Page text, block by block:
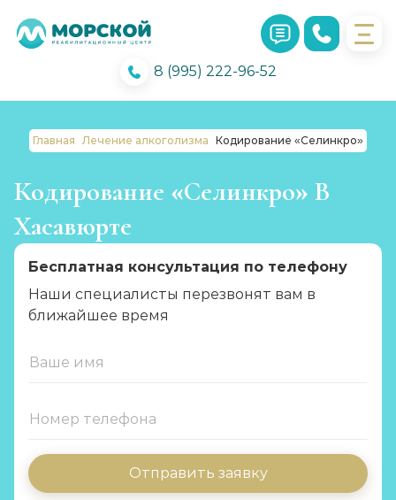
8 (995) 222-96-52
Главная Лечение алкоголизма Кодирование «Селинкро»
Кодирование «Селинкро» В
Хасавюрте
Бесплатная консультация по телефону
Наши специалисты перезвонят вам в
ближайшее время
Отправить заявку